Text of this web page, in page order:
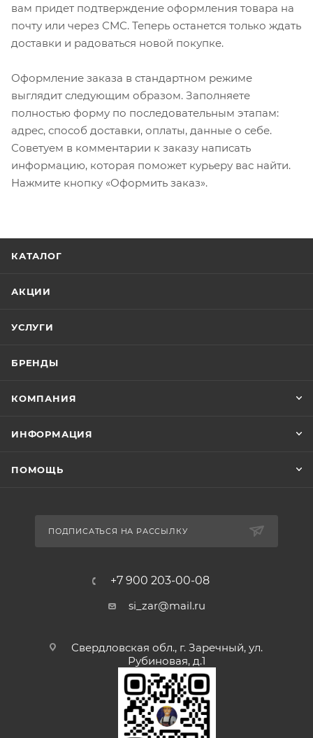
вам придет подтверждение оформления товара на
почту или через СМС. Теперь останется только ждать
доставки и радоваться новой покупке.
Оформление заказа в стандартном режиме
выглядит следующим образом. Заполняете
полностью форму по последовательным этапам:
адрес, способ доставки, оплаты, данные о себе.
Советуем в комментарии к заказу написать
информацию, которая поможет курьеру вас найти.
Нажмите кнопку «Оформить заказ».
КАТАЛОГ
АКЦИИ
УСЛУГИ
БРЕНДЫ
КОМПАНИЯ
ИНФОРМАЦИЯ
ПОМОЩЬ
ПОДПИСАТЬСЯ НА РАССЫЛКУ
+7 900 203-00-08
si_zar@mail.ru
Свердловская обл., г. Заречный, ул.
Рубиновая, д.1